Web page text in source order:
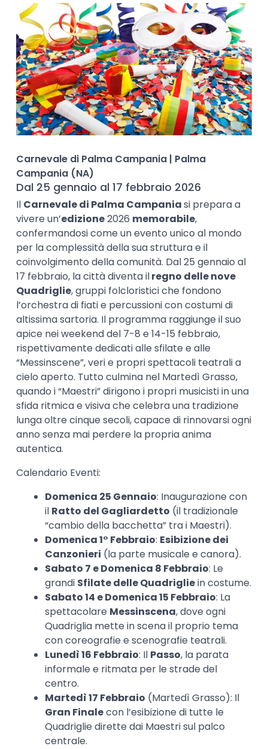
Carnevale di Palma Campania | Palma
Campania (NA)
Dal 25 gennaio al 17 febbraio 2026
Il Carnevale di Palma Campaniasi prepara a
vivere un’edizione2026 memorabile,
confermandosi come un evento unico al mondo
per la complessità della sua struttura e il
coinvolgimento della comunità. Dal 25 gennaio al
17 febbraio, la città diventa ilregno delle nove
Quadriglie, gruppi folcloristici che fondono
l’orchestra di fiati e percussioni con costumi di
altissima sartoria. Il programma raggiunge il suo
apice nei weekend del 7-8 e 14-15 febbraio,
rispettivamente dedicati alle sfilate e alle
“Messinscene”, veri e propri spettacoli teatrali a
cielo aperto. Tutto culmina nel Martedì Grasso,
quando i “Maestri” dirigono i propri musicisti in una
sfida ritmica e visiva che celebra una tradizione
lunga oltre cinque secoli, capace di rinnovarsi ogni
anno senza mai perdere la propria anima
autentica.
Calendario Eventi:
Domenica 25 Gennaio: Inaugurazione con
il Ratto del Gagliardetto (il tradizionale
“cambio della bacchetta” tra i Maestri).
Domenica 1° Febbraio: Esibizione dei
Canzonieri (la parte musicale e canora).
Sabato 7 e Domenica 8 Febbraio: Le
grandi Sfilate delle Quadrigliein costume.
Sabato 14 e Domenica 15 Febbraio: La
spettacolare Messinscena, dove ogni
Quadriglia mette in scena il proprio tema
con coreografie e scenografie teatrali.
Lunedì 16 Febbraio: Il Passo, la parata
informale e ritmata per le strade del
centro.
Martedì 17 Febbraio (Martedì Grasso): Il
Gran Finalecon l’esibizione di tutte le
Quadriglie dirette dai Maestri sul palco
centrale.